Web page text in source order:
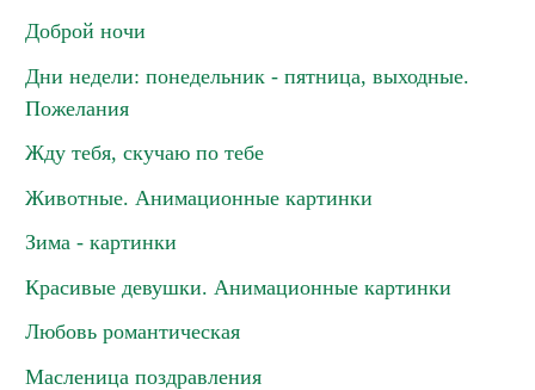
Доброй ночи
Дни недели: понедельник - пятница, выходные.
Пожелания
Жду тебя, скучаю по тебе
Животные. Анимационные картинки
Зима - картинки
Красивые девушки. Анимационные картинки
Любовь романтическая
Масленица поздравления